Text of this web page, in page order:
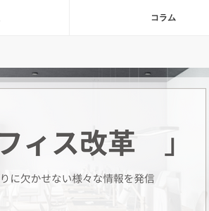
コラム